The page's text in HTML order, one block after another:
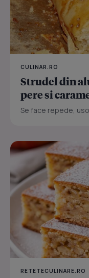
CULINAR.RO
Strudel din
pere si
Se face repede,
RETETECULINARE.RO